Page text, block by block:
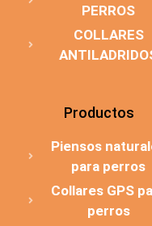
PERROS
COLLARES
Productos
Piensos
para perros
Collares GPS
perros